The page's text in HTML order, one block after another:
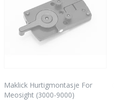
Maklick Hurtigmontasje For
Meosight (3000-9000)